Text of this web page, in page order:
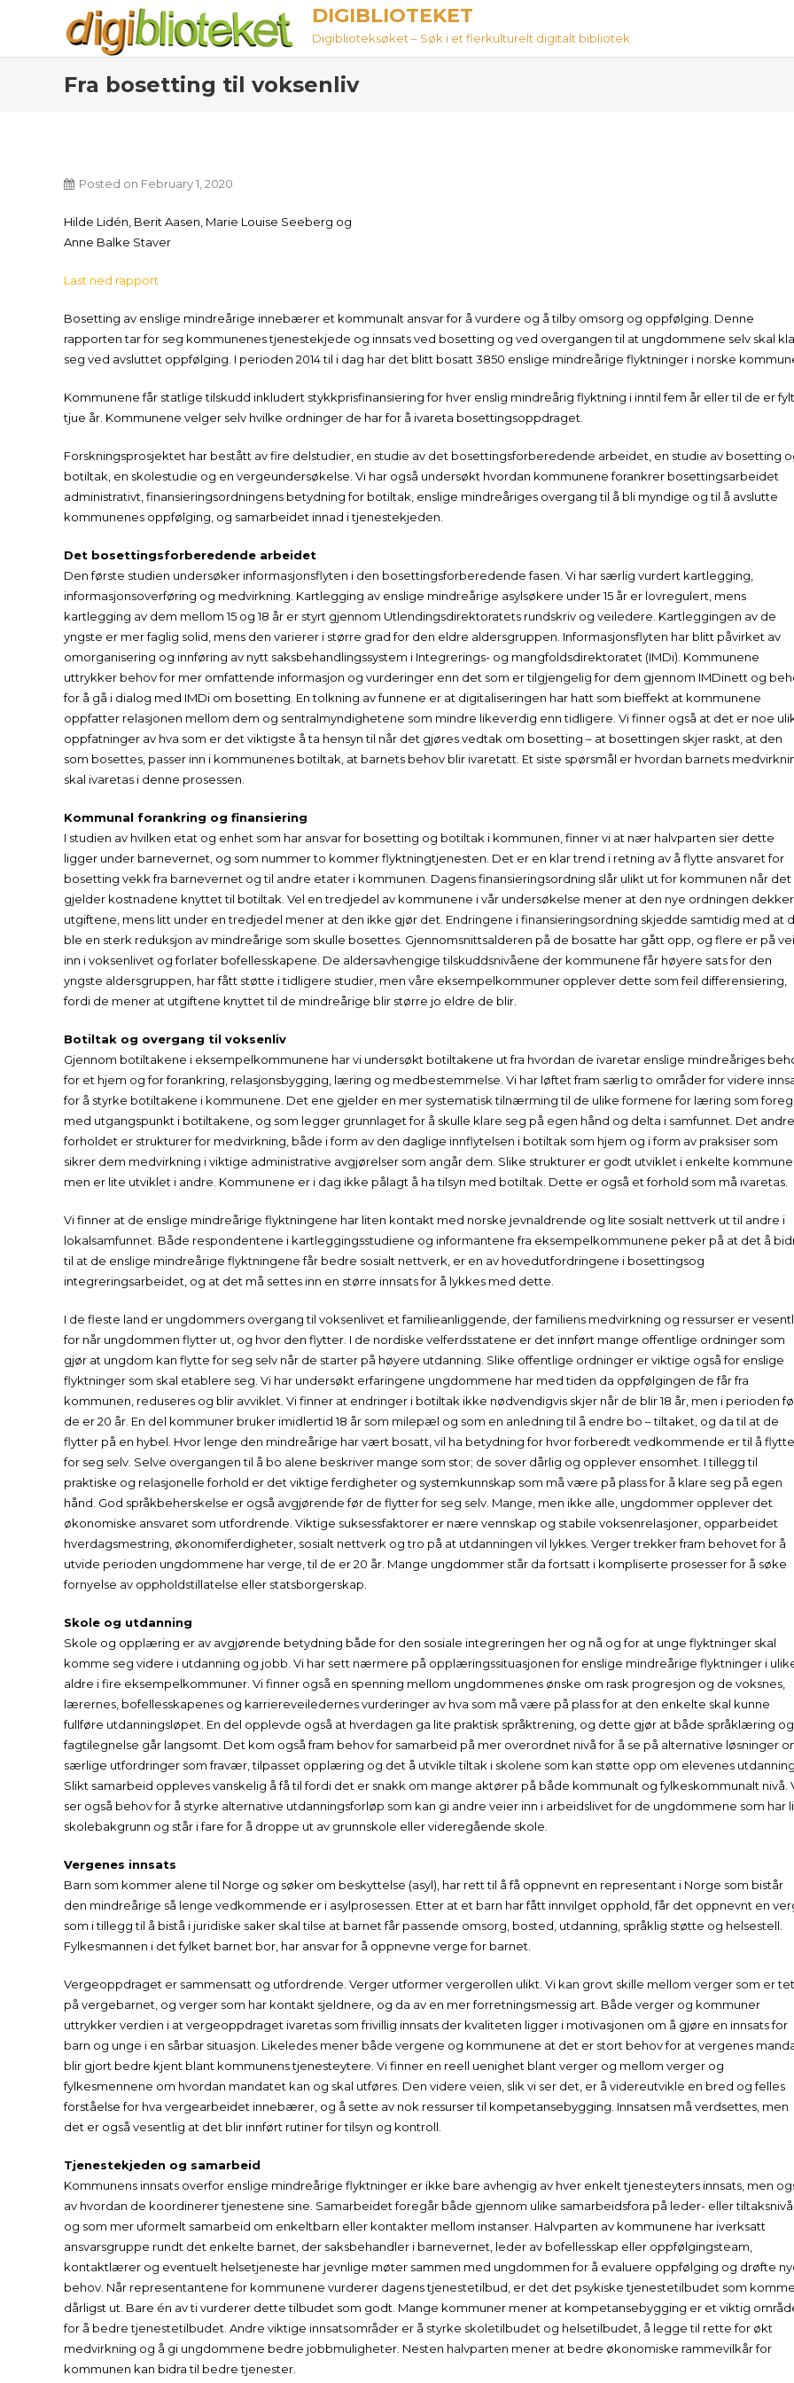
DIGIBLIOTEKET
Digiblioteksøket – Søk i et flerkulturelt digitalt bibliotek
Fra bosetting til voksenliv
Posted on February 1, 2020
Hilde Lidén, Berit Aasen, Marie Louise Seeberg og
Anne Balke Staver
Last ned rapport
Bosetting av enslige mindreårige innebærer et kommunalt ansvar for å vurdere og å tilby omsorg og oppfølging. Denne
rapporten tar for seg kommunenes tjenestekjede og innsats ved bosetting og ved overgangen til at ungdommene selv skal
seg ved avsluttet oppfølging. I perioden 2014 til i dag har det blitt bosatt 3850 enslige mindreårige flyktninger i norske
Kommunene får statlige tilskudd inkludert stykkprisfinansiering for hver enslig mindreårig flyktning i inntil fem år eller til de er fylt
tjue år. Kommunene velger selv hvilke ordninger de har for å ivareta bosettingsoppdraget.
Forskningsprosjektet har bestått av fire delstudier, en studie av det bosettingsforberedende arbeidet, en studie av bosetting
botiltak, en skolestudie og en vergeundersøkelse. Vi har også undersøkt hvordan kommunene forankrer bosettingsarbeidet
administrativt, finansieringsordningens betydning for botiltak, enslige mindreåriges overgang til å bli myndige og til å avslutte
kommunenes oppfølging, og samarbeidet innad i tjenestekjeden.
Det bosettingsforberedende arbeidet
Den første studien undersøker informasjonsflyten i den bosettingsforberedende fasen. Vi har særlig vurdert kartlegging,
informasjonsoverføring og medvirkning. Kartlegging av enslige mindreårige asylsøkere under 15 år er lovregulert, mens
kartlegging av dem mellom 15 og 18 år er styrt gjennom Utlendingsdirektoratets rundskriv og veiledere. Kartleggingen av de
yngste er mer faglig solid, mens den varierer i større grad for den eldre aldersgruppen. Informasjonsflyten har blitt påvirket av
omorganisering og innføring av nytt saksbehandlingssystem i Integrerings- og mangfoldsdirektoratet (IMDi). Kommunene
uttrykker behov for mer omfattende informasjon og vurderinger enn det som er tilgjengelig for dem gjennom IMDinett og
for å gå i dialog med IMDi om bosetting. En tolkning av funnene er at digitaliseringen har hatt som bieffekt at kommunene
oppfatter relasjonen mellom dem og sentralmyndighetene som mindre likeverdig enn tidligere. Vi finner også at det er noe
oppfatninger av hva som er det viktigste å ta hensyn til når det gjøres vedtak om bosetting – at bosettingen skjer raskt, at den
som bosettes, passer inn i kommunenes botiltak, at barnets behov blir ivaretatt. Et siste spørsmål er hvordan barnets
skal ivaretas i denne prosessen.
Kommunal forankring og finansiering
I studien av hvilken etat og enhet som har ansvar for bosetting og botiltak i kommunen, finner vi at nær halvparten sier dette
ligger under barnevernet, og som nummer to kommer flyktningtjenesten. Det er en klar trend i retning av å flytte ansvaret for
bosetting vekk fra barnevernet og til andre etater i kommunen. Dagens finansieringsordning slår ulikt ut for kommunen når det
gjelder kostnadene knyttet til botiltak. Vel en tredjedel av kommunene i vår undersøkelse mener at den nye ordningen dekker
utgiftene, mens litt under en tredjedel mener at den ikke gjør det. Endringene i finansieringsordning skjedde samtidig med at
ble en sterk reduksjon av mindreårige som skulle bosettes. Gjennomsnittsalderen på de bosatte har gått opp, og flere er på vei
inn i voksenlivet og forlater bofellesskapene. De aldersavhengige tilskuddsnivåene der kommunene får høyere sats for den
yngste aldersgruppen, har fått støtte i tidligere studier, men våre eksempelkommuner opplever dette som feil differensiering,
fordi de mener at utgiftene knyttet til de mindreårige blir større jo eldre de blir.
Botiltak og overgang til voksenliv
Gjennom botiltakene i eksempelkommunene har vi undersøkt botiltakene ut fra hvordan de ivaretar enslige mindreåriges
for et hjem og for forankring, relasjonsbygging, læring og medbestemmelse. Vi har løftet fram særlig to områder for videre
for å styrke botiltakene i kommunene. Det ene gjelder en mer systematisk tilnærming til de ulike formene for læring som
med utgangspunkt i botiltakene, og som legger grunnlaget for å skulle klare seg på egen hånd og delta i samfunnet. Det andre
forholdet er strukturer for medvirkning, både i form av den daglige innflytelsen i botiltak som hjem og i form av praksiser som
sikrer dem medvirkning i viktige administrative avgjørelser som angår dem. Slike strukturer er godt utviklet i enkelte
men er lite utviklet i andre. Kommunene er i dag ikke pålagt å ha tilsyn med botiltak. Dette er også et forhold som må ivaretas.
Vi finner at de enslige mindreårige flyktningene har liten kontakt med norske jevnaldrende og lite sosialt nettverk ut til andre i
lokalsamfunnet. Både respondentene i kartleggingsstudiene og informantene fra eksempelkommunene peker på at det å
til at de enslige mindreårige flyktningene får bedre sosialt nettverk, er en av hovedutfordringene i bosettingsog
integreringsarbeidet, og at det må settes inn en større innsats for å lykkes med dette.
I de fleste land er ungdommers overgang til voksenlivet et familieanliggende, der familiens medvirkning og ressurser er
for når ungdommen flytter ut, og hvor den flytter. I de nordiske velferdsstatene er det innført mange offentlige ordninger som
gjør at ungdom kan flytte for seg selv når de starter på høyere utdanning. Slike offentlige ordninger er viktige også for enslige
flyktninger som skal etablere seg. Vi har undersøkt erfaringene ungdommene har med tiden da oppfølgingen de får fra
kommunen, reduseres og blir avviklet. Vi finner at endringer i botiltak ikke nødvendigvis skjer når de blir 18 år, men i perioden
de er 20 år. En del kommuner bruker imidlertid 18 år som milepæl og som en anledning til å endre bo – tiltaket, og da til at de
flytter på en hybel. Hvor lenge den mindreårige har vært bosatt, vil ha betydning for hvor forberedt vedkommende er til å flytte
for seg selv. Selve overgangen til å bo alene beskriver mange som stor; de sover dårlig og opplever ensomhet. I tillegg til
praktiske og relasjonelle forhold er det viktige ferdigheter og systemkunnskap som må være på plass for å klare seg på egen
hånd. God språkbeherskelse er også avgjørende før de flytter for seg selv. Mange, men ikke alle, ungdommer opplever det
økonomiske ansvaret som utfordrende. Viktige suksessfaktorer er nære vennskap og stabile voksenrelasjoner, opparbeidet
hverdagsmestring, økonomiferdigheter, sosialt nettverk og tro på at utdanningen vil lykkes. Verger trekker fram behovet for å
utvide perioden ungdommene har verge, til de er 20 år. Mange ungdommer står da fortsatt i kompliserte prosesser for å søke
fornyelse av oppholdstillatelse eller statsborgerskap.
Skole og utdanning
Skole og opplæring er av avgjørende betydning både for den sosiale integreringen her og nå og for at unge flyktninger skal
komme seg videre i utdanning og jobb. Vi har sett nærmere på opplæringssituasjonen for enslige mindreårige flyktninger i
aldre i fire eksempelkommuner. Vi finner også en spenning mellom ungdommenes ønske om rask progresjon og de voksnes,
lærernes, bofellesskapenes og karriereveiledernes vurderinger av hva som må være på plass for at den enkelte skal kunne
fullføre utdanningsløpet. En del opplevde også at hverdagen ga lite praktisk språktrening, og dette gjør at både språklæring og
fagtilegnelse går langsomt. Det kom også fram behov for samarbeid på mer overordnet nivå for å se på alternative løsninger
særlige utfordringer som fravær, tilpasset opplæring og det å utvikle tiltak i skolene som kan støtte opp om elevenes utdanning.
Slikt samarbeid oppleves vanskelig å få til fordi det er snakk om mange aktører på både kommunalt og fylkeskommunalt nivå.
ser også behov for å styrke alternative utdanningsforløp som kan gi andre veier inn i arbeidslivet for de ungdommene som har
skolebakgrunn og står i fare for å droppe ut av grunnskole eller videregående skole.
Vergenes innsats
Barn som kommer alene til Norge og søker om beskyttelse (asyl), har rett til å få oppnevnt en representant i Norge som bistår
den mindreårige så lenge vedkommende er i asylprosessen. Etter at et barn har fått innvilget opphold, får det oppnevnt en
som i tillegg til å bistå i juridiske saker skal tilse at barnet får passende omsorg, bosted, utdanning, språklig støtte og helsestell.
Fylkesmannen i det fylket barnet bor, har ansvar for å oppnevne verge for barnet.
Vergeoppdraget er sammensatt og utfordrende. Verger utformer vergerollen ulikt. Vi kan grovt skille mellom verger som er
på vergebarnet, og verger som har kontakt sjeldnere, og da av en mer forretningsmessig art. Både verger og kommuner
uttrykker verdien i at vergeoppdraget ivaretas som frivillig innsats der kvaliteten ligger i motivasjonen om å gjøre en innsats for
barn og unge i en sårbar situasjon. Likeledes mener både vergene og kommunene at det er stort behov for at vergenes
blir gjort bedre kjent blant kommunens tjenesteytere. Vi finner en reell uenighet blant verger og mellom verger og
fylkesmennene om hvordan mandatet kan og skal utføres. Den videre veien, slik vi ser det, er å videreutvikle en bred og felles
forståelse for hva vergearbeidet innebærer, og å sette av nok ressurser til kompetansebygging. Innsatsen må verdsettes, men
det er også vesentlig at det blir innført rutiner for tilsyn og kontroll.
Tjenestekjeden og samarbeid
Kommunens innsats overfor enslige mindreårige flyktninger er ikke bare avhengig av hver enkelt tjenesteyters innsats, men
av hvordan de koordinerer tjenestene sine. Samarbeidet foregår både gjennom ulike samarbeidsfora på leder- eller tiltaksnivå
og som mer uformelt samarbeid om enkeltbarn eller kontakter mellom instanser. Halvparten av kommunene har iverksatt
ansvarsgruppe rundt det enkelte barnet, der saksbehandler i barnevernet, leder av bofellesskap eller oppfølgingsteam,
kontaktlærer og eventuelt helsetjeneste har jevnlige møter sammen med ungdommen for å evaluere oppfølging og drøfte
behov. Når representantene for kommunene vurderer dagens tjenestetilbud, er det det psykiske tjenestetilbudet som
dårligst ut. Bare én av ti vurderer dette tilbudet som godt. Mange kommuner mener at kompetansebygging er et viktig
for å bedre tjenestetilbudet. Andre viktige innsatsområder er å styrke skoletilbudet og helsetilbudet, å legge til rette for økt
medvirkning og å gi ungdommene bedre jobbmuligheter. Nesten halvparten mener at bedre økonomiske rammevilkår for
kommunen kan bidra til bedre tjenester.